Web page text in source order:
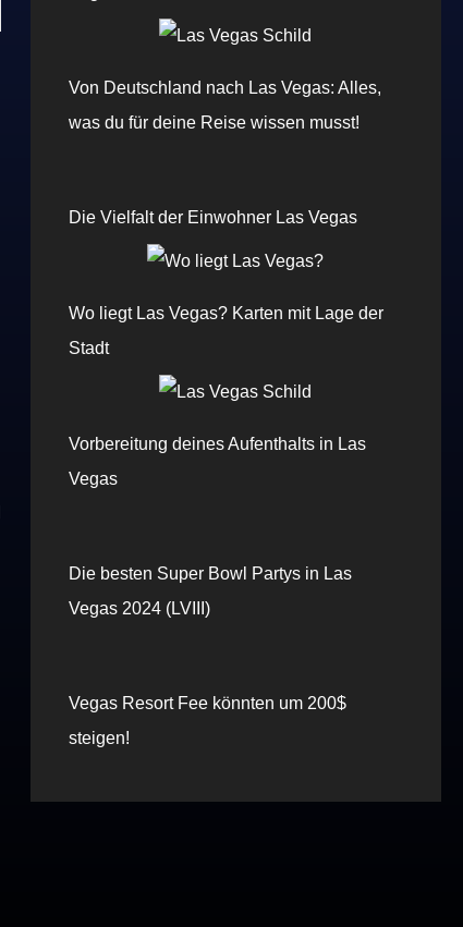
Von Deutschland nach Las Vegas: Alles,
was du für deine Reise wissen musst!
Die Vielfalt der Einwohner Las Vegas
Wo liegt Las Vegas? Karten mit Lage der
Stadt
Vorbereitung deines Aufenthalts in Las
Vegas
Die besten Super Bowl Partys in Las
Vegas 2024 (LVIII)
Vegas Resort Fee könnten um 200$
steigen!